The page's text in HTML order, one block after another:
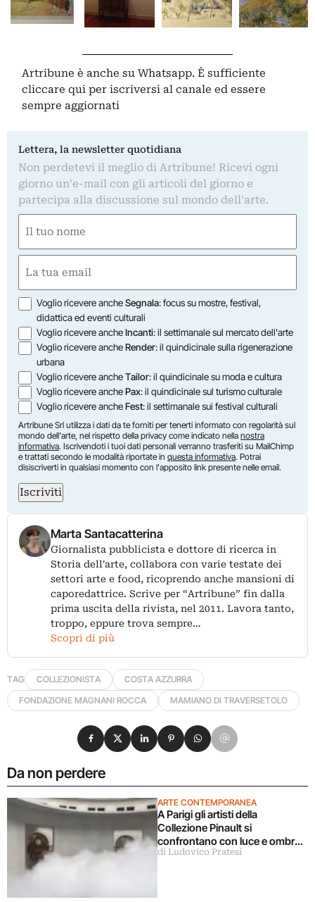
Artribune è anche su Whatsapp. È sufficiente
cliccare qui per iscriversi al canale ed essere
sempre aggiornati
Lettera, la newsletter quotidiana
Non perdetevi il meglio di Artribune! Ricevi ogni
giorno un'e-mail con gli articoli del giorno e
partecipa alla discussione sul mondo dell'arte.
(Obbligatorio)
Nome
(Obbligatorio)
Opzioni
Voglio ricevere ancheSegnala: focus su mostre, festival,
didattica ed eventi culturali
Voglio ricevere ancheIncanti: il settimanale sul mercato dell'arte
Voglio ricevere ancheRender: il quindicinale sulla rigenerazione
urbana
Voglio ricevere ancheTailor: il quindicinale su moda e cultura
Voglio ricevere anchePax: il quindicinale sul turismo culturale
Voglio ricevere ancheFest: il settimanale sui festival culturali
Artribune Srl utilizza i dati da te forniti per tenerti informato con regolarità sul
mondo dell'arte, nel rispetto della privacy come indicato nella nostra
informativa. Iscrivendoti i tuoi dati personali verranno trasferiti su MailChimp
e trattati secondo le modalità riportate in questa informativa. Potrai
disiscriverti in qualsiasi momento con l'apposito link presente nelle email.
Iscriviti
Marta Santacatterina
Giornalista pubblicista e dottore di ricerca in
Storia dell'arte, collabora con varie testate dei
settori arte e food, ricoprendo anche mansioni di
caporedattrice. Scrive per “Artribune” fin dalla
prima uscita della rivista, nel 2011. Lavora tanto,
troppo, eppure trova sempre…
Scopri di più
TAG COLLEZIONISTA
COSTA AZZURRA
FONDAZIONE MAGNANI ROCCA
MAMIANO DI TRAVERSETOLO
Da non perdere
ARTE CONTEMPORANEA
A Parigi gli artisti della
Collezione Pinault si
confrontano con luce e ombra
in una grande mostra
di Ludovico Pratesi
Condividi su Facebook
Condividi su X
Condividi su LinkedIn
Condividi su Pinterest
Condividi su WhatsApp
Condividi su Email